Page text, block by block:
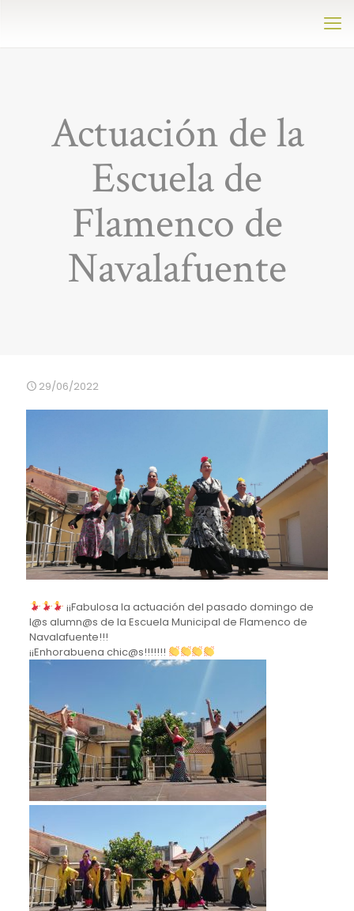
Actuación de la
Escuela de
Flamenco de
Navalafuente
29/06/2022
¡¡Fabulosa la actuación del pasado domingo de
l@s alumn@s de la Escuela Municipal de Flamenco de
Navalafuente!!!
¡¡Enhorabuena chic@s!!!!!!!